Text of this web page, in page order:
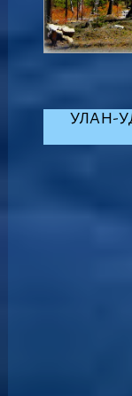
УЛАН-